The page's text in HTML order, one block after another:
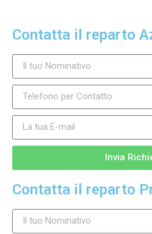
Contatta il reparto
Invia
Contatta il reparto